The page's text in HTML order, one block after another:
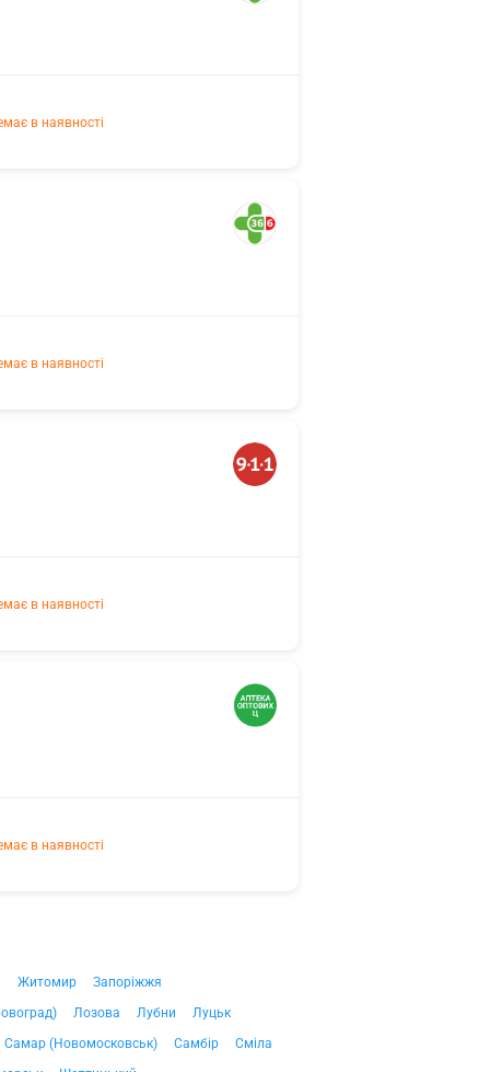
в наявності
в наявності
в наявності
в наявності
Житомир
Запоріжжя
Лозова Лубни
Луцьк
Самар (Новомосковськ) Самбір
Сміла